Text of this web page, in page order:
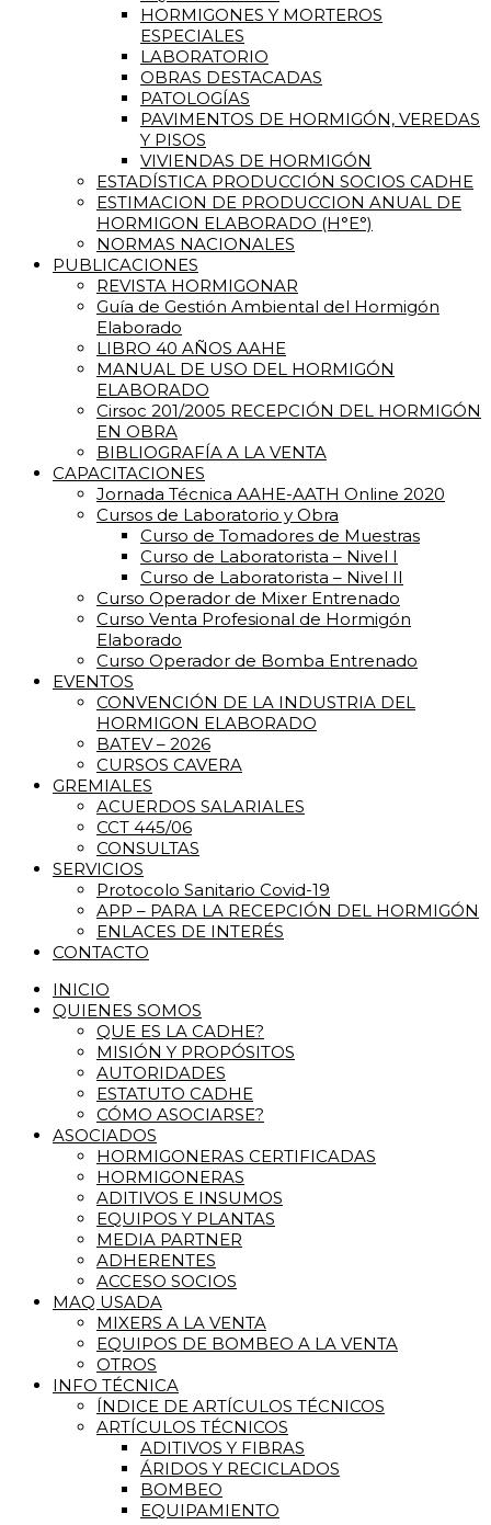
HORMIGONES Y MORTEROS
ESPECIALES
LABORATORIO
OBRAS DESTACADAS
PATOLOGÍAS
PAVIMENTOS DE HORMIGÓN, VEREDAS
Y PISOS
VIVIENDAS DE HORMIGÓN
ESTADÍSTICA PRODUCCIÓN SOCIOS CADHE
ESTIMACION DE PRODUCCION ANUAL DE
HORMIGON ELABORADO (H°E°)
NORMAS NACIONALES
PUBLICACIONES
REVISTA HORMIGONAR
Guía de Gestión Ambiental del Hormigón
Elaborado
LIBRO 40 AÑOS AAHE
MANUAL DE USO DEL HORMIGÓN
ELABORADO
Cirsoc 201/2005 RECEPCIÓN DEL HORMIGÓN
EN OBRA
BIBLIOGRAFÍA A LA VENTA
CAPACITACIONES
Jornada Técnica AAHE-AATH Online 2020
Cursos de Laboratorio y Obra
Curso de Tomadores de Muestras
Curso de Laboratorista – Nivel I
Curso de Laboratorista – Nivel II
Curso Operador de Mixer Entrenado
Curso Venta Profesional de Hormigón
Elaborado
Curso Operador de Bomba Entrenado
EVENTOS
CONVENCIÓN DE LA INDUSTRIA DEL
HORMIGON ELABORADO
BATEV – 2026
CURSOS CAVERA
GREMIALES
ACUERDOS SALARIALES
CCT 445/06
CONSULTAS
SERVICIOS
Protocolo Sanitario Covid-19
APP – PARA LA RECEPCIÓN DEL HORMIGÓN
ENLACES DE INTERÉS
CONTACTO
INICIO
QUIENES SOMOS
QUE ES LA CADHE?
MISIÓN Y PROPÓSITOS
AUTORIDADES
ESTATUTO CADHE
CÓMO ASOCIARSE?
ASOCIADOS
HORMIGONERAS CERTIFICADAS
HORMIGONERAS
ADITIVOS E INSUMOS
EQUIPOS Y PLANTAS
MEDIA PARTNER
ADHERENTES
ACCESO SOCIOS
MAQ USADA
MIXERS A LA VENTA
EQUIPOS DE BOMBEO A LA VENTA
OTROS
INFO TÉCNICA
ÍNDICE DE ARTÍCULOS TÉCNICOS
ARTÍCULOS TÉCNICOS
ADITIVOS Y FIBRAS
ÁRIDOS Y RECICLADOS
BOMBEO
EQUIPAMIENTO